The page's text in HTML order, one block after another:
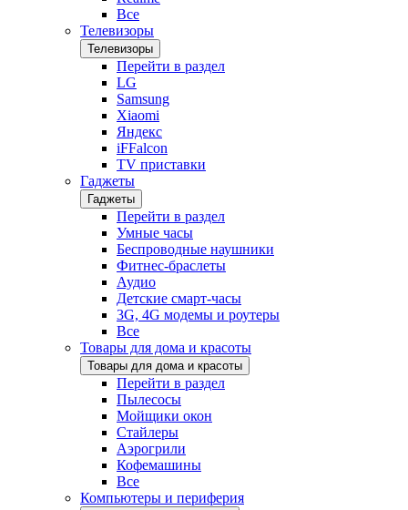
Все
Телевизоры
Телевизоры
Перейти в раздел
LG
Samsung
Xiaomi
Яндекс
iFFalcon
TV приставки
Гаджеты
Гаджеты
Перейти в раздел
Умные часы
Беспроводные наушники
Фитнес-браслеты
Аудио
Детские смарт-часы
3G, 4G модемы и роутеры
Все
Товары для дома и красоты
Товары для дома и красоты
Перейти в раздел
Пылесосы
Мойщики окон
Стайлеры
Аэрогрили
Кофемашины
Все
Компьютеры и периферия